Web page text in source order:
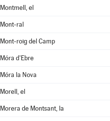
Montmell, el
Mont-ral
Mont-roig del Camp
Móra d'Ebre
Móra la Nova
Morell, el
Morera de Montsant, la